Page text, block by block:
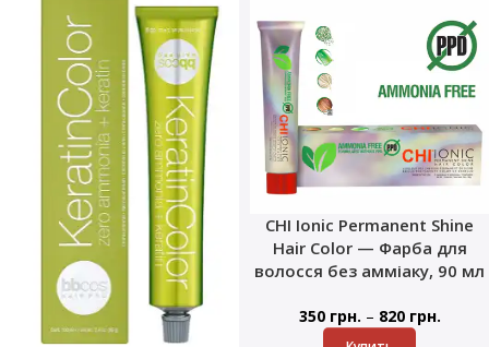
CHI Ionic Permanent Shine
Hair Color — Фарба для
волосся без амміаку, 90 мл
350 грн. – 820 грн.